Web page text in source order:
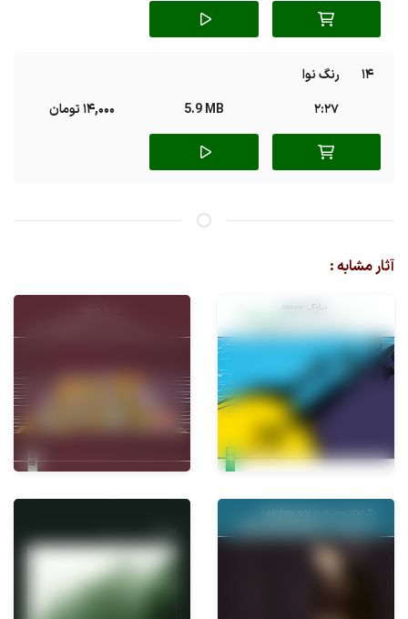
14
رنگ نوا
2:27
5.9 MB 14,000 تومان
آثار مشابه :